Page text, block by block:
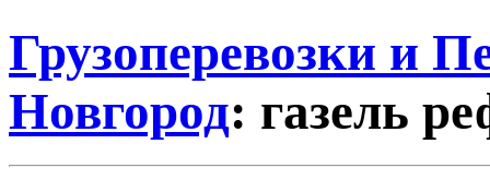
Грузоперевозки и
Новгород: газель